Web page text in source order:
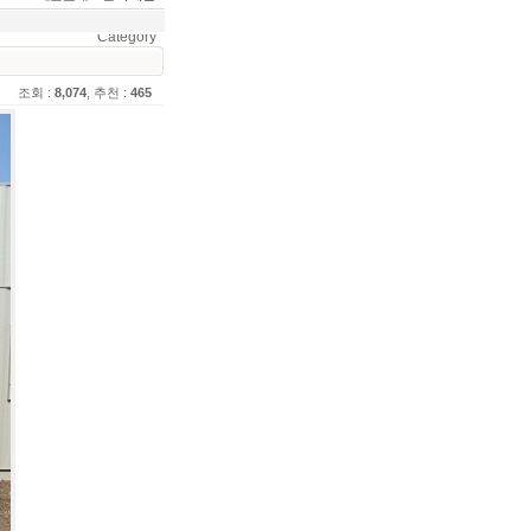
Category
조회 : 8,074 , 추천 : 465